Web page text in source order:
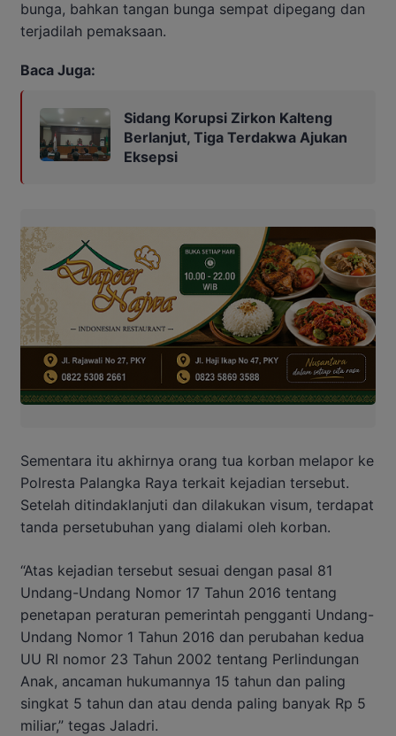
bunga, bahkan tangan bunga sempat dipegang dan
terjadilah pemaksaan.
Baca Juga:
Sidang Korupsi Zirkon Kalteng
Berlanjut, Tiga Terdakwa Ajukan
Eksepsi
Sementara itu akhirnya orang tua korban melapor ke
Polresta Palangka Raya terkait kejadian tersebut.
Setelah ditindaklanjuti dan dilakukan visum, terdapat
tanda persetubuhan yang dialami oleh korban.
“Atas kejadian tersebut sesuai dengan pasal 81
Undang-Undang Nomor 17 Tahun 2016 tentang
penetapan peraturan pemerintah pengganti Undang-
Undang Nomor 1 Tahun 2016 dan perubahan kedua
UU RI nomor 23 Tahun 2002 tentang Perlindungan
Anak, ancaman hukumannya 15 tahun dan paling
singkat 5 tahun dan atau denda paling banyak Rp 5
miliar,” tegas Jaladri.